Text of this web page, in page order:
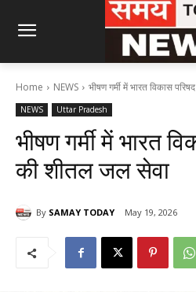
Home NEWS भीषण गर्मी में भारत विकास
NEWS Uttar Pradesh
भीषण गर्मी में भारत
की शीतल जल सेवा
By SAMAY TODAY May 19, 2026